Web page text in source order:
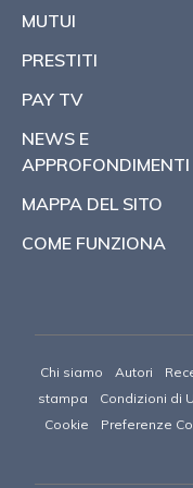
MUTUI
PRESTITI
PAY TV
NEWS E
APPROFONDIMENTI
MAPPA DEL SITO
COME FUNZIONA
Chi siamo Autori
stampa
Condizioni di
Cookie
Preferenze